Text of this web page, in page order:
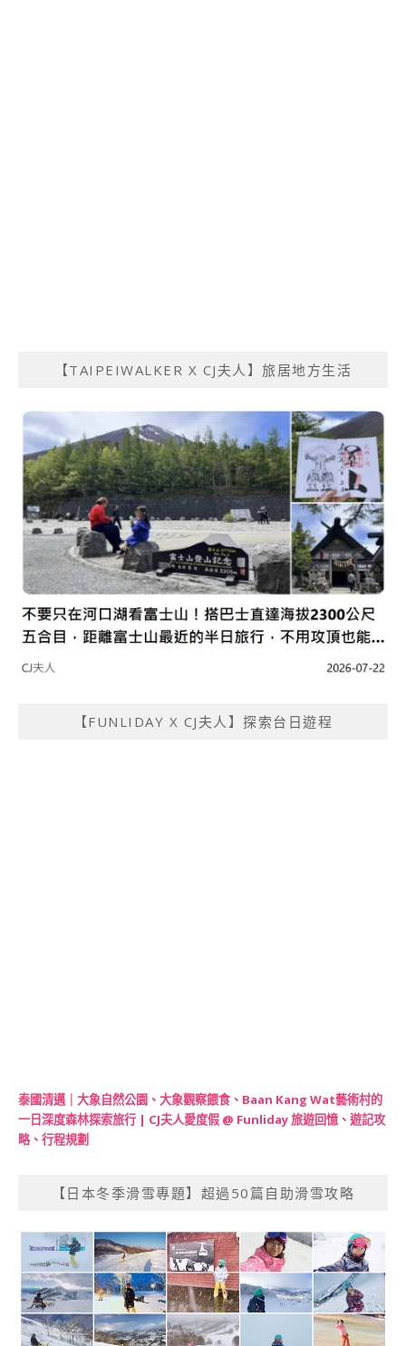
【TAIPEIWALKER X CJ夫人】旅居地方生活
【FUNLIDAY X CJ夫人】探索台日遊程
泰國清邁｜大象自然公園、大象觀察餵食、Baan Kang Wat藝術村的
一日深度森林探索旅行 | CJ夫人愛度假 @ Funliday 旅遊回憶、遊記攻
略、行程規劃
【日本冬季滑雪專題】超過50篇自助滑雪攻略